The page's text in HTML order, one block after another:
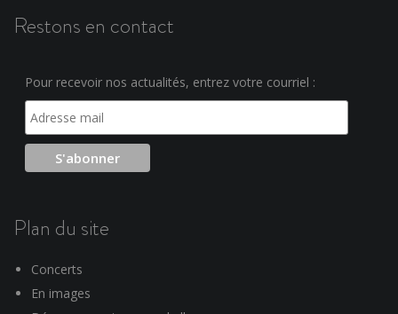
Restons en contact
Pour recevoir nos actualités, entrez votre courriel :
Plan du site
Concerts
En images